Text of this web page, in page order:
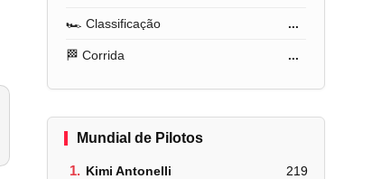
🏎️ Classificação ...
🏁 Corrida ...
Mundial de Pilotos
1. Kimi Antonelli 219